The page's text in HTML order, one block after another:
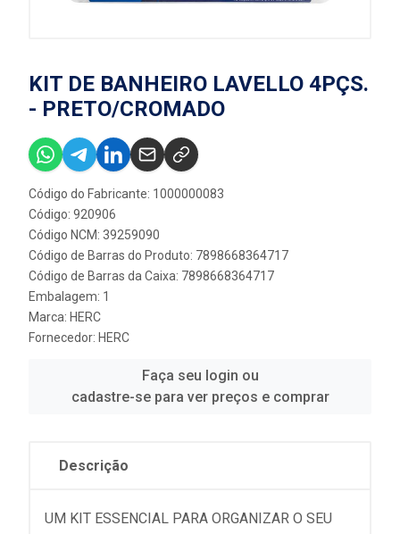
KIT DE BANHEIRO LAVELLO 4PÇS.
- PRETO/CROMADO
Código do Fabricante: 1000000083
Código: 920906
Código NCM: 39259090
Código de Barras do Produto: 7898668364717
Código de Barras da Caixa: 7898668364717
Embalagem: 1
Marca: HERC
Fornecedor: HERC
Faça seu login ou
cadastre-se para ver preços e comprar
Descrição
UM KIT ESSENCIAL PARA ORGANIZAR O SEU